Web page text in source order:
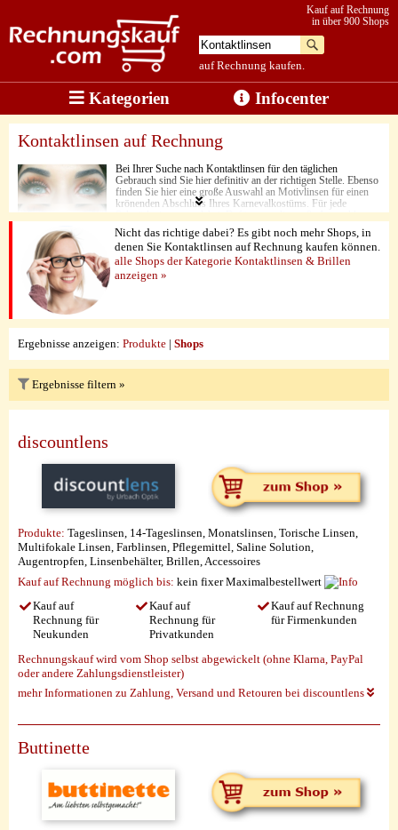
auf Rechnung kaufen.
Kauf auf Rechnung
in über 900 Shops
Kategorien Infocenter
Kontaktlinsen auf Rechnung
Bei Ihrer Suche nach Kontaktlinsen für den täglichen
Gebrauch sind Sie hier definitiv an der richtigen Stelle. Ebenso
finden Sie hier eine große Auswahl an Motivlinsen für einen
krönenden Abschluss Ihres Karnevalkostüms. Für jede
Sehstärke ist etwas dabei. Dafür sorgt die große Auswahl an
unterschiedlichen Online-Shops, die Kontaktlinsen in bester
Qualität und zu den besten Preisen anbieten. Und das Beste
dabei: Sie können die Kontaktlinsen ganz leicht per
Rechnungskauf bestellen.
Nicht das richtige dabei? Es gibt noch mehr Shops, in
denen Sie Kontaktlinsen auf Rechnung kaufen können.
alle Shops der Kategorie Kontaktlinsen & Brillen
anzeigen »
Ergebnisse anzeigen: Produkte | Shops
Ergebnisse filtern »
discountlens
Produkte: Tageslinsen, 14-Tageslinsen, Monatslinsen, Torische Linsen,
Multifokale Linsen, Farblinsen, Pflegemittel, Saline Solution,
Augentropfen, Linsenbehälter, Brillen, Accessoires
Kauf auf Rechnung möglich bis: kein fixer Maximalbestellwert
Kauf auf
Rechnung für
Neukunden
Kauf auf
Rechnung für
Privatkunden
Kauf auf Rechnung
für Firmenkunden
Rechnungskauf wird vom Shop selbst abgewickelt (ohne Klarna, PayPal
oder andere Zahlungsdienstleister)
mehr Informationen zu Zahlung, Versand und Retouren bei discountlens
Buttinette